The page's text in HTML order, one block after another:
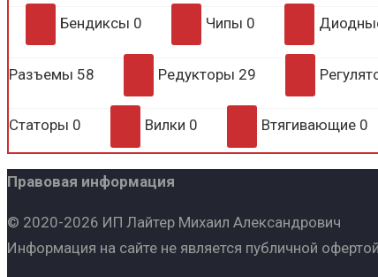
Бендиксы 0 Чипы 0
Разъемы 58 Редукторы 29
Статоры 0 Вилки 0 Втягивающие 0
Правовая информация
© 2020-2026 ИП Лайтер Михаил Александрович
Информация на сайте не является публичной